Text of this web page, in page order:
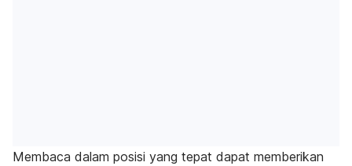
Membaca dalam posisi yang tepat dapat memberikan